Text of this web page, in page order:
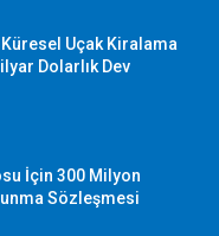
Küresel Uçak Kiralama
Dolarlık Dev
İçin 300 Milyon
Sözleşmesi